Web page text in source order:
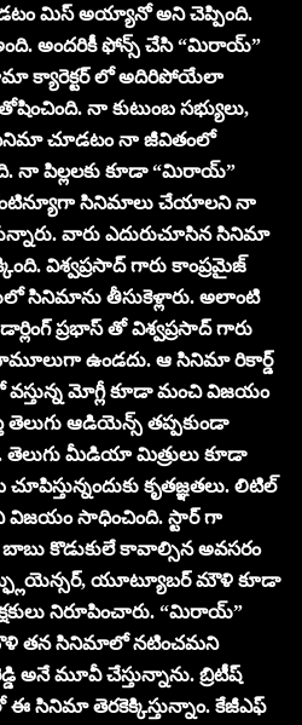
మిస్ అయ్యానో అని చెప్పింది.
అందరికీ ఫోన్స్ చేసి “మిరాయ్”
క్యారెక్టర్ లో అదిరిపోయేలా
నా కుటుంబ సభ్యులు,
చూడటం నా జీవితంలో
నా పిల్లలకు కూడా “మిరాయ్”
సినిమాలు చేయాలని నా
వారు ఎదురుచూసిన సినిమా
విశ్వప్రసాద్ గారు కాంప్రమైజ్
సినిమాను తీసుకెళ్లారు. అలాంటి
ప్రభాస్ తో విశ్వప్రసాద్ గారు
ఉండదు. ఆ సినిమా రికార్డ్
వస్తున్న మోగ్లీ కూడా మంచి విజయం
ఆడియెన్స్ తప్పకుండా
తెలుగు మీడియా మిత్రులు కూడా
కృతజ్ఞతలు. లిటిల్
విజయం సాధించింది. స్టార్ గా
కొడుకులే కావాల్సిన అవసరం
యూట్యూబర్ మౌళి కూడా
నిరూపించారు. “మిరాయ్”
తన సినిమాలో నటించమని
అనే మూవీ చేస్తున్నాను. బ్రిటీష్
సినిమా తెరకెక్కిస్తున్నాం. కేజీఎఫ్